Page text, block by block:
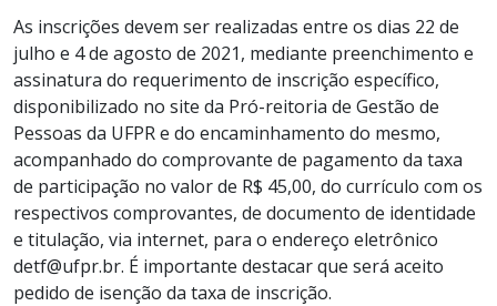
As inscrições devem ser realizadas entre os dias 22 de
julho e 4 de agosto de 2021, mediante preenchimento e
assinatura do requerimento de inscrição específico,
disponibilizado no site da Pró-reitoria de Gestão de
Pessoas da UFPR e do encaminhamento do mesmo,
acompanhado do comprovante de pagamento da taxa
de participação no valor de R$ 45,00, do currículo com os
respectivos comprovantes, de documento de identidade
e titulação, via internet, para o endereço eletrônico
detf@ufpr.br. É importante destacar que será aceito
pedido de isenção da taxa de inscrição.